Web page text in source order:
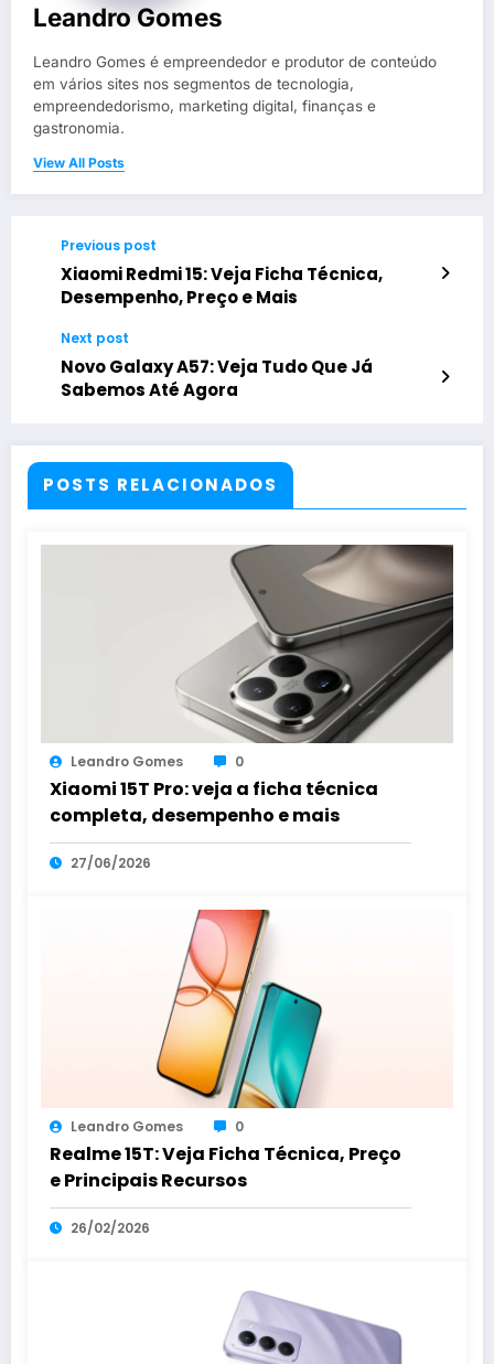
Leandro Gomes
Leandro Gomes é empreendedor e produtor de conteúdo
em vários sites nos segmentos de tecnologia,
empreendedorismo, marketing digital, finanças e
gastronomia.
View All Posts
Previous post
Xiaomi Redmi 15: Veja Ficha Técnica,
Desempenho, Preço e Mais
Next post
Novo Galaxy A57: Veja Tudo Que Já
Sabemos Até Agora
POSTS RELACIONADOS
Leandro Gomes 0
Xiaomi 15T Pro: veja a ficha técnica
completa, desempenho e mais
27/06/2026
Leandro Gomes 0
Realme 15T: Veja Ficha Técnica, Preço
e Principais Recursos
26/02/2026